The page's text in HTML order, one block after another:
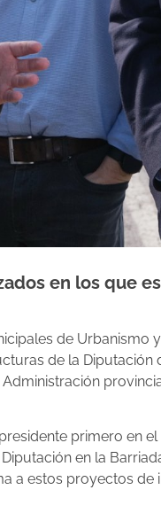
en los que
de Urbanismo
de la
primero en
en la
a estos proyectos